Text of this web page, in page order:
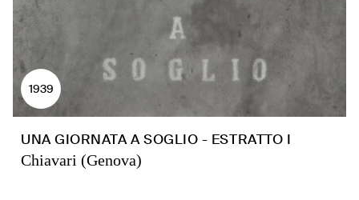
1939
UNA GIORNATA A SOGLIO - ESTRATTO I
Chiavari (Genova)